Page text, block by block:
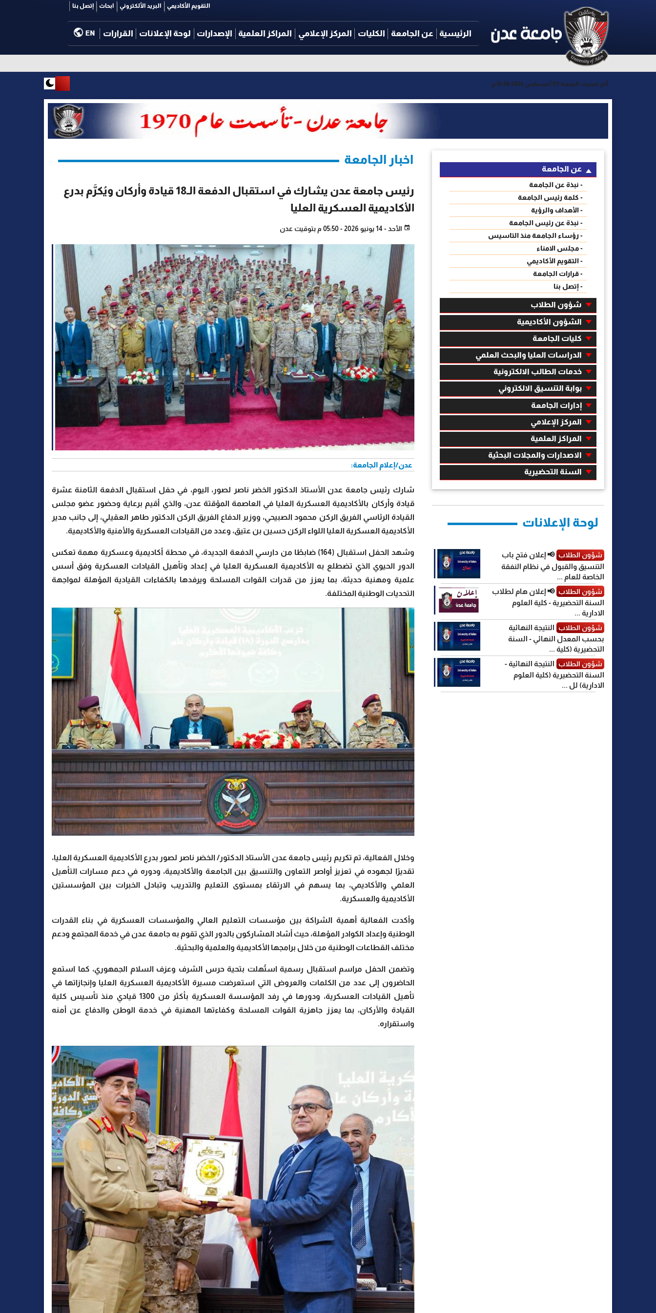
التقويم الأكاديمي البريد الألكتروني ابحاث إتصل بنا
الرئيسية عن الجامعة الكليات المركز الإعلامي المراكز العلمية الإصدارات لوحة الإعلانات القرارات EN
آخر تحديث : الجمعة-07 أغسطس 2026-10:59م
اخبار الجامعة
رئيس جامعة عدن يشارك في استقبال الدفعة الـ18 قيادة وأركان ويُكرَّم بدرع
الأكاديمية العسكرية العليا
الأحد - 14 يونيو 2026 - 05:50 م بتوقيت عدن
عدن/إعلام الجامعة:
شارك رئيس جامعة عدن الأستاذ الدكتور الخضر ناصر لصور، اليوم، في حفل استقبال الدفعة الثامنة عشرة
قيادة وأركان بالأكاديمية العسكرية العليا في العاصمة المؤقتة عدن، والذي أقيم برعاية وحضور عضو مجلس
القيادة الرئاسي الفريق الركن محمود الصبيحي، ووزير الدفاع الفريق الركن الدكتور طاهر العقيلي، إلى جانب مدير
الأكاديمية العسكرية العليا اللواء الركن حسين بن عتيق، وعدد من القيادات العسكرية والأمنية والأكاديمية.
وشهد الحفل استقبال (164) ضابطًا من دارسي الدفعة الجديدة، في محطة أكاديمية وعسكرية مهمة تعكس
الدور الحيوي الذي تضطلع به الأكاديمية العسكرية العليا في إعداد وتأهيل القيادات العسكرية وفق أسس
علمية ومهنية حديثة، بما يعزز من قدرات القوات المسلحة ويرفدها بالكفاءات القيادية المؤهلة لمواجهة
التحديات الوطنية المختلفة.
وخلال الفعالية، تم تكريم رئيس جامعة عدن الأستاذ الدكتور/ الخضر ناصر لصور بدرع الأكاديمية العسكرية العليا،
تقديرًا لجهوده في تعزيز أواصر التعاون والتنسيق بين الجامعة والأكاديمية، ودوره في دعم مسارات التأهيل
العلمي والأكاديمي، بما يسهم في الارتقاء بمستوى التعليم والتدريب وتبادل الخبرات بين المؤسستين
الأكاديمية والعسكرية.
وأكدت الفعالية أهمية الشراكة بين مؤسسات التعليم العالي والمؤسسات العسكرية في بناء القدرات
الوطنية وإعداد الكوادر المؤهلة، حيث أشاد المشاركون بالدور الذي تقوم به جامعة عدن في خدمة المجتمع ودعم
مختلف القطاعات الوطنية من خلال برامجها الأكاديمية والعلمية والبحثية.
وتضمن الحفل مراسم استقبال رسمية استُهلت بتحية حرس الشرف وعزف السلام الجمهوري، كما استمع
الحاضرون إلى عدد من الكلمات والعروض التي استعرضت مسيرة الأكاديمية العسكرية العليا وإنجازاتها في
تأهيل القيادات العسكرية، ودورها في رفد المؤسسة العسكرية بأكثر من 1300 قيادي منذ تأسيس كلية
القيادة والأركان، بما يعزز جاهزية القوات المسلحة وكفاءتها المهنية في خدمة الوطن والدفاع عن أمنه
واستقراره.
عن الجامعة
- نبذة عن الجامعة
- كلمة رئيس الجامعة
- الأهداف والرؤية
- نبذة عن رئيس الجامعة
- رؤساء الجامعة منذ التاسيس
- مجلس الامناء
- التقويم الأكاديمي
- قرارات الجامعة
- إتصل بنا
شؤون الطلاب
الشؤون الأكاديمية
كليات الجامعة
الدراسات العليا والبحث العلمي
خدمات الطالب الالكترونية
بوابة التنسيق الالكتروني
إدارات الجامعة
المركز الإعلامي
المراكز العلمية
الاصدارات والمجلات البحثية
السنة التحضيرية
لوحة الإعلانات
شؤون الطلاب 📢 إعلان فتح باب
التنسيق والقبول في نظام النفقة
الخاصة للعام ...
شؤون الطلاب 📢 إعلان هام لطلاب
السنة التحضيرية - كلية العلوم
الادارية ...
شؤون الطلاب
النتيجة النهائية
بحسب المعدل النهائي - السنة
التحضيرية (كلية ...
شؤون الطلاب
النتيجة النهائية -
السنة التحضيرية (كلية العلوم
الادارية) لل ...